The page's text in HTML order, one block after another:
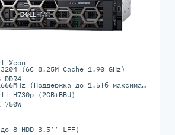
Xeon
(6C 8.25M Cache 1.90 GHz)
DDR4
RDIMM 2666MHz (Поддержка до 1.5Tб максимально, 24 DIMM портов)
H730p (2GB+BBU)
750W
8 HDD 3.5'' LFF)